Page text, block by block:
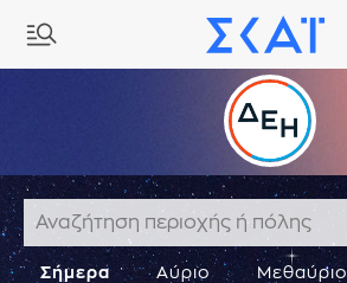
Σήμερα Αύριο Μεθαύριο